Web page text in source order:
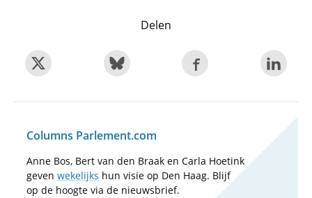
Delen
Columns Parlement.com
Anne Bos, Bert van den Braak en Carla Hoetink
geven wekelijks hun visie op Den Haag. Blijf
op de hoogte via de nieuwsbrief.